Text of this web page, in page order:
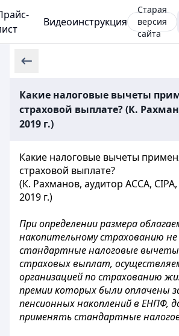
Видеоинструкция
Старая
версия
сайта
Какие налоговые вычеты
страховой выплате? (К.
2019 г.)
Какие налоговые вычеты
страховой выплате?
(К. Рахманов, аудитор ACCA,
2019 г.)
При определении размера
накопительному страхованию
стандартные налоговые
страховых выплат,
организацией по страхованию
премии которых были оплачены
пенсионных накоплений в ЕНПФ,
применять стандартные